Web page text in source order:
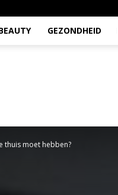
GEZONDHEID
thuis moet hebben?